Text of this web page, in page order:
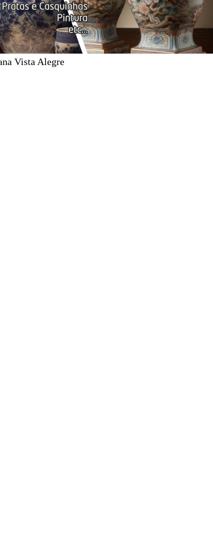
Vista Alegre